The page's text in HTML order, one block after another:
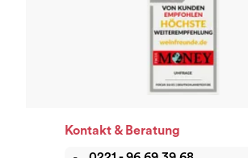
Kontakt & Beratung